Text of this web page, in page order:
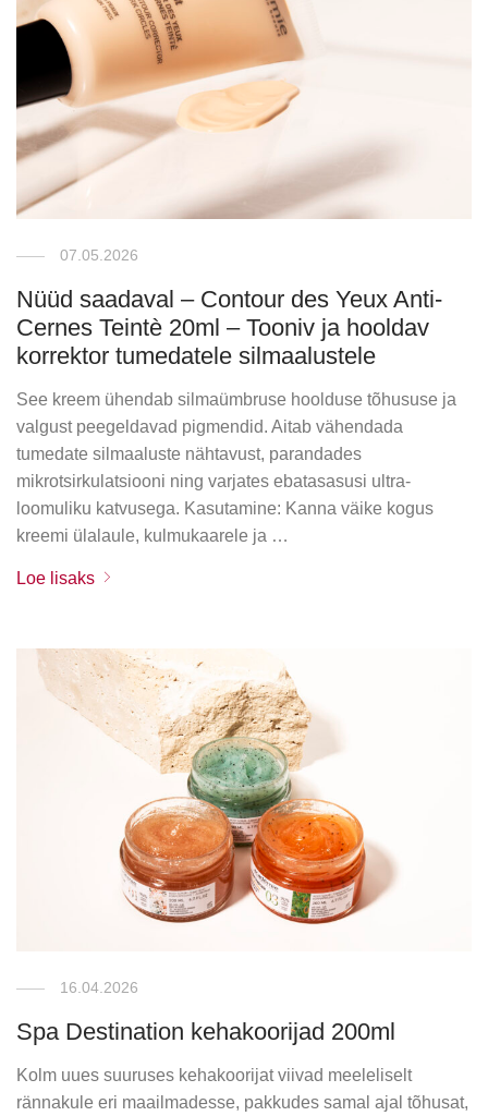
07.05.2026
Nüüd saadaval – Contour des Yeux Anti-
Cernes Teintè 20ml – Tooniv ja hooldav
korrektor tumedatele silmaalustele
See kreem ühendab silmaümbruse hoolduse tõhususe ja
valgust peegeldavad pigmendid. Aitab vähendada
tumedate silmaaluste nähtavust, parandades
mikrotsirkulatsiooni ning varjates ebatasasusi ultra-
loomuliku katvusega. Kasutamine: Kanna väike kogus
kreemi ülalaule, kulmukaarele ja …
Loe lisaks
16.04.2026
Spa Destination kehakoorijad 200ml
Kolm uues suuruses kehakoorijat viivad meeleliselt
rännakule eri maailmadesse, pakkudes samal ajal tõhusat,